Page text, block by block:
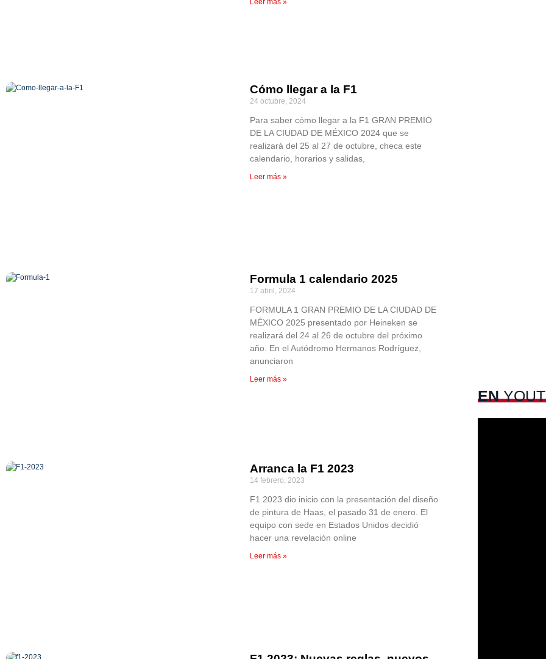
Leer más »
Cómo llegar a la F1
24 octubre, 2024
Para saber cómo llegar a la F1 GRAN PREMIO
DE LA CIUDAD DE MÉXICO 2024 que se
realizará del 25 al 27 de octubre, checa este
calendario, horarios y salidas,
Leer más »
Formula 1 calendario 2025
17 abril, 2024
FORMULA 1 GRAN PREMIO DE LA CIUDAD DE
MÉXICO 2025 presentado por Heineken se
realizará del 24 al 26 de octubre del próximo
año. En el Autódromo Hermanos Rodríguez,
anunciaron
Leer más »
Arranca la F1 2023
14 febrero, 2023
F1 2023 dio inicio con la presentación del diseño
de pintura de Haas, el pasado 31 de enero. El
equipo con sede en Estados Unidos decidió
hacer una revelación online
Leer más »
EN